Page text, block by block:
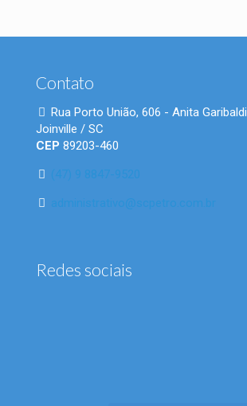
Contato
Rua Porto União, 606 - Anita Garibaldi
Joinville / SC
CEP 89203-460
(47) 9 8847-9520
administrativo@scpetro.com.br
Redes sociais